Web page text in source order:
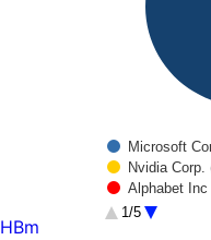
Microsoft
Nvidia Corp.
Alphabet
Amazon.com
1/5
HBm